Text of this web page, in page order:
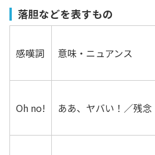
落胆などを表すもの
感嘆詞 意味・ニュアンス
Oh no! ああ、ヤバい！／残念